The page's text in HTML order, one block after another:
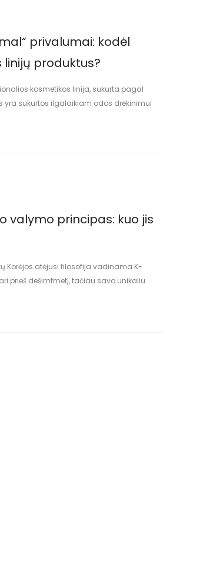
privalumai: kodėl
produktus?
kosmetikos linija, sukurta pagal
yra sukurtos ilgalaikiam odos drėkinimui
valymo principas: kuo jis
Korėjos atėjusi filosofija vadinama K-
prieš dešimtmetį, tačiau savo unikaliu